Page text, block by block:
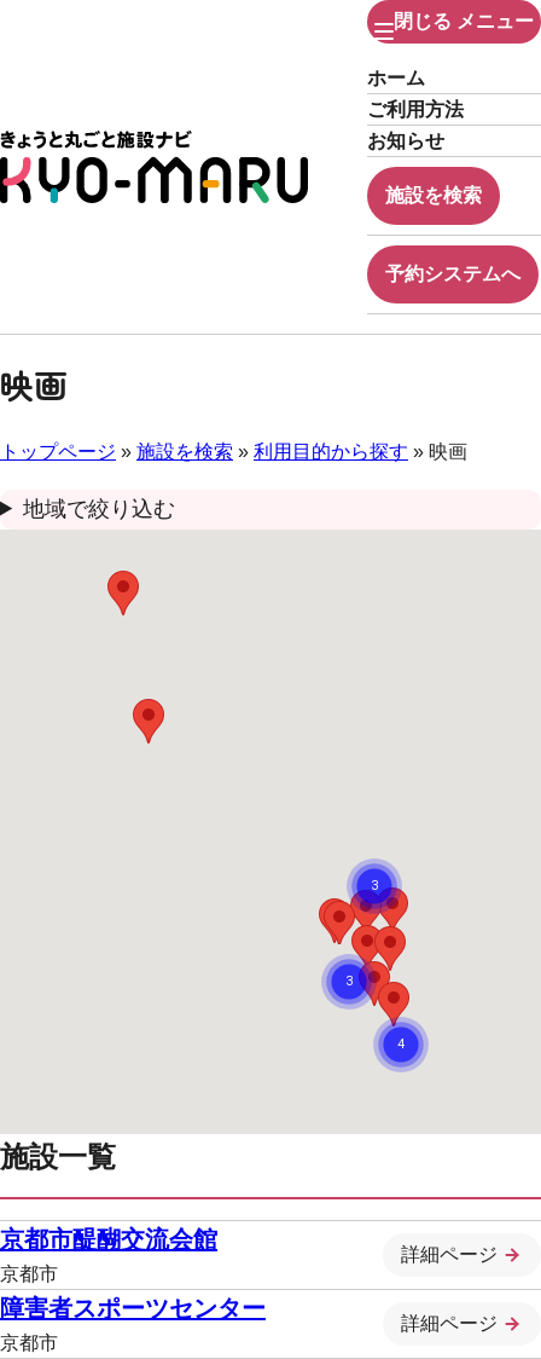
閉じる メニュー
ホーム
ご利用方法
お知らせ
施設を検索
予約システムへ
映画
トップページ » 施設を検索 » 利用目的から探す » 映画
地域で絞り込む
施設一覧
京都市醍醐交流会館
京都市
詳細ページ
障害者スポーツセンター
京都市
詳細ページ